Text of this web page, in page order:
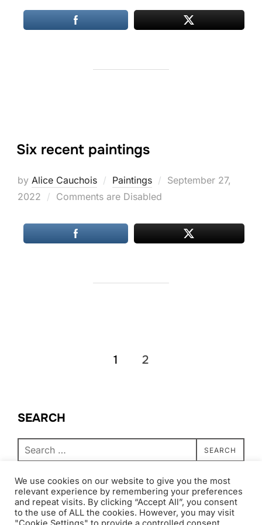
Six recent paintings
by Alice Cauchois Paintings
Posted
September 27,
2022
Comments are Disabled
1 2
SEARCH
Search
for:
SEARCH
We use cookies on our website to give you the most
relevant experience by remembering your preferences
and repeat visits. By clicking “Accept All”, you consent
to the use of ALL the cookies. However, you may visit